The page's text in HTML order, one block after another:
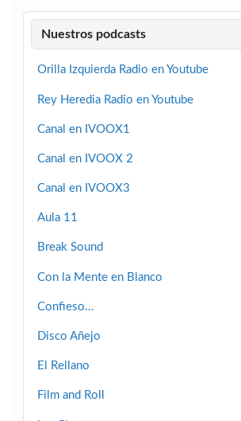
Nuestros podcasts
Orilla Izquierda Radio en Youtube
Rey Heredia Radio en Youtube
Canal en IVOOX1
Canal en IVOOX 2
Canal en IVOOX3
Aula 11
Break Sound
Con la Mente en Blanco
Confieso…
Disco Añejo
El Rellano
Film and Roll